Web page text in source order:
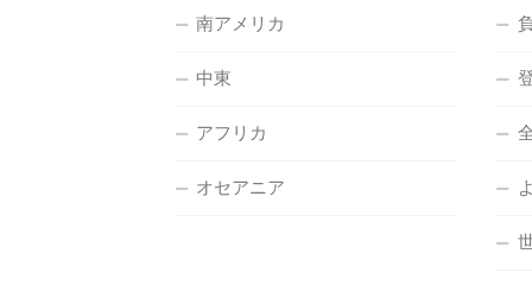
南アメリカ
中東
アフリカ
オセアニア